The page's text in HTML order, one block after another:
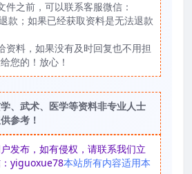
件之前，可以联系客服微信：
款；如果已经获取资料是无法退款
资料，如果没有及时回复也不用担
您的！放心！
、武术、医学等资料非专业人士
参考！
发布，如有侵权，请联系我们立
yiguoxue78本站所有内容适用本